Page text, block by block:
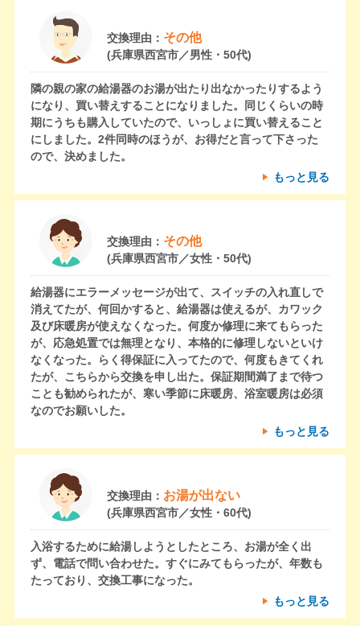
交換理由： その他
(兵庫県西宮市／男性・50代)
隣の親の家の給湯器のお湯が出たり出なかったりするよう
になり、買い替えすることになりました。同じくらいの時
期にうちも購入していたので、いっしょに買い替えること
にしました。2件同時のほうが、お得だと言って下さった
ので、決めました。
もっと見る
交換理由： その他
(兵庫県西宮市／女性・50代)
給湯器にエラーメッセージが出て、スイッチの入れ直しで
消えてたが、何回かすると、給湯器は使えるが、カワック
及び床暖房が使えなくなった。何度か修理に来てもらった
が、応急処置では無理となり、本格的に修理しないといけ
なくなった。らく得保証に入ってたので、何度もきてくれ
たが、こちらから交換を申し出た。保証期間満了まで待つ
ことも勧められたが、寒い季節に床暖房、浴室暖房は必須
なのでお願いした。
もっと見る
交換理由： お湯が出ない
(兵庫県西宮市／女性・60代)
入浴するために給湯しようとしたところ、お湯が全く出
ず、電話で問い合わせた。すぐにみてもらったが、年数も
たっており、交換工事になった。
もっと見る